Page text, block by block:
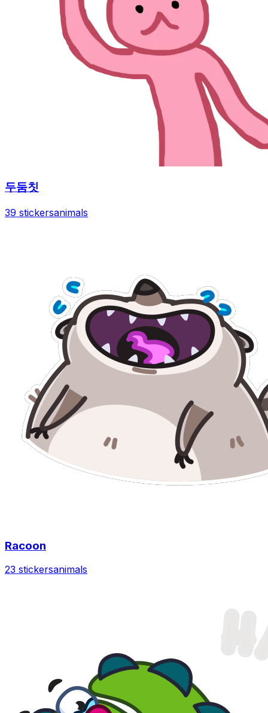
두둠칫
39 stickersanimals
Racoon
23 stickersanimals